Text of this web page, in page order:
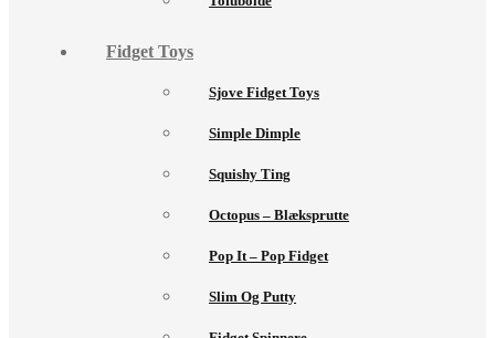
Fidget Toys
Sjove Fidget Toys
Simple Dimple
Squishy Ting
Octopus – Blæksprutte
Pop It – Pop Fidget
Slim Og Putty